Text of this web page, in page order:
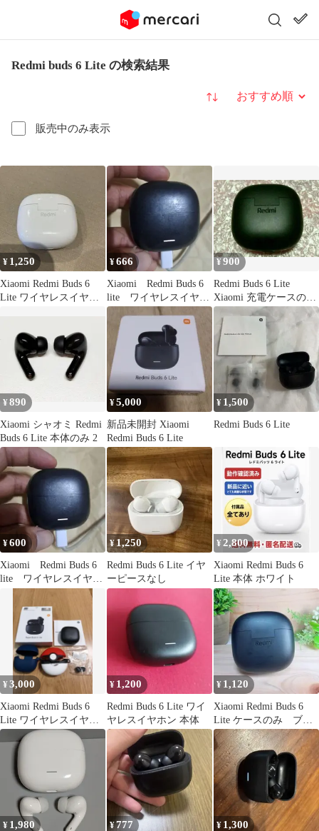
Redmi buds 6 Lite の検索結果
販売中のみ表示
並び替え
¥ 1,250
Xiaomi Redmi Buds 6
Lite ワイヤレスイヤホ
¥666
Xiaomi Redmi Buds 6
lite ワイヤレスイヤホ
ン ケースのみ
¥900
Redmi Buds 6 Lite
Xiaomi 充電ケースのみ
充電器
¥890
Xiaomi シャオミ Redmi
Buds 6 Lite 本体のみ 2
¥5,000
新品未開封 Xiaomi
Redmi Buds 6 Lite
¥ 1,500
Redmi Buds 6 Lite
¥600
Xiaomi Redmi Buds 6
lite ワイヤレスイヤホ
¥1,250
Redmi Buds 6 Lite イヤ
ーピースなし
¥2,800
Xiaomi Redmi Buds 6
Lite 本体 ホワイト
¥3,000
Xiaomi Redmi Buds 6
Lite ワイヤレスイヤホ
ン
¥ 1,200
Redmi Buds 6 Lite ワイ
ヤレスイヤホン 本体
¥ 1,120
Xiaomi Redmi Buds 6
Lite ケースのみ ブラ
ック
¥ 1,980 ¥777 ¥ 1,300